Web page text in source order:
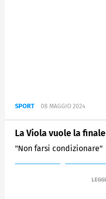
SPORT 08 MAGGIO 2024
La Viola vuole la finale
"Non farsi condizionare"